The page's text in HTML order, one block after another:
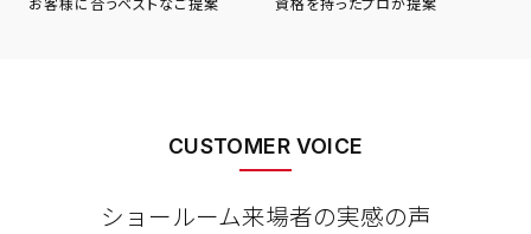
CUSTOMER VOICE
ショールーム来場者の実感の声